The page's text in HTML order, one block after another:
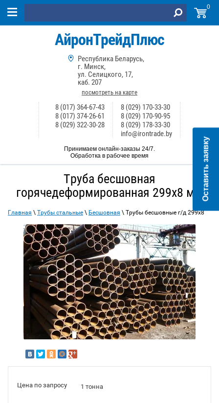
АйронТрейдПлюс
Принимаем онлайн-заказы 24/7.
Обработка в рабочее время
Оставить заявку
Республика Беларусь,
г. Минск,
ул. Селицкого, 17,
каб. 207
посмотреть на карте
8 (017) 364-67-43
8 (017) 374-26-61
8 (029) 322-30-28
8 (029) 170-33-30
8 (029) 170-90-95
8 (029) 178-33-30
info@irontrade.by
Труба бесшовная
горячедеформированная 299х8 мм
Главная \ Трубы стальные \ Бесшовная \ Трубы бесшовные г/д 299х8
Цена по запросу 1 тонна
0